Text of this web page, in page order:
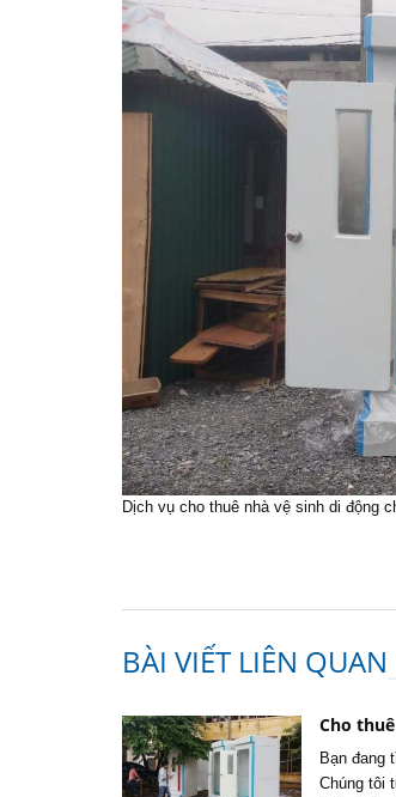
Dịch vụ cho thuê nhà vệ sinh di động
BÀI VIẾT LIÊN QUAN
Cho
Bạn đang
Chúng tôi